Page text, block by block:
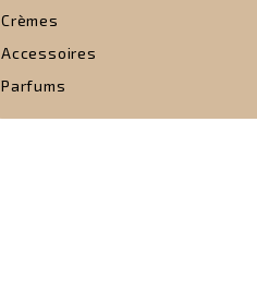
Crèmes
Accessoires
Parfums